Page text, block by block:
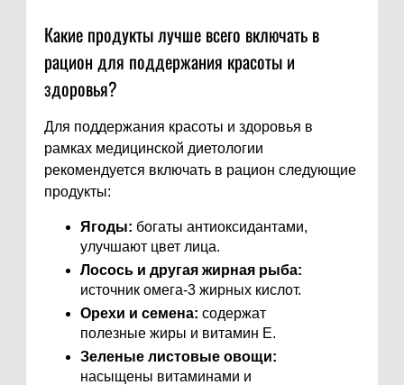
Какие продукты лучше всего включать в
рацион для поддержания красоты и
здоровья?
Для поддержания красоты и здоровья в
рамках медицинской диетологии
рекомендуется включать в рацион следующие
продукты:
Ягоды: богаты антиоксидантами,
улучшают цвет лица.
Лосось и другая жирная рыба:
источник омега-3 жирных кислот.
Орехи и семена: содержат
полезные жиры и витамин Е.
Зеленые листовые овощи:
насыщены витаминами и